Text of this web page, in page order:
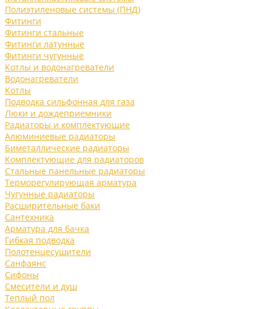
Полиэтиленовые системы (ПНД)
Фитинги
Фитинги стальные
Фитинги латунные
Фитинги чугунные
Котлы и водонагреватели
Водонагреватели
Котлы
Подводка сильфонная для газа
Люки и дождеприемники
Радиаторы и комплектующие
Алюминиевые радиаторы
Биметаллические радиаторы
Комплектующие для радиаторов
Стальные панельные радиаторы
Терморегулирующая арматура
Чугунные радиаторы
Расширительные баки
Сантехника
Арматура для бачка
Гибкая подводка
Полотенцесушители
Санфаянс
Сифоны
Смесители и душ
Теплый пол